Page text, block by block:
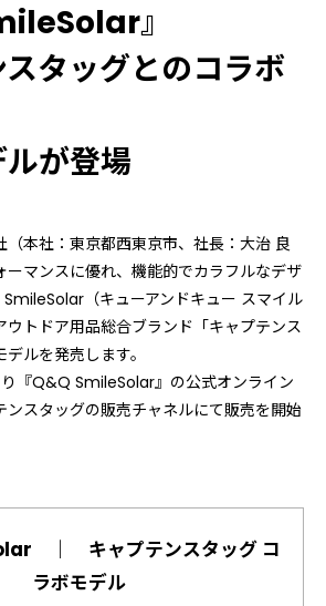
』
タッグとのコラボ
が登場
（本社：東京都西東京市、社長：大治 良
ーマンスに優れ、機能的でカラフルなデザ
（キューアンドキュー スマイル
ウトドア用品総合ブランド「キャプテンス
ルを発売します。
『Q&Q SmileSolar』の公式オンライン
ンスタッグの販売チャネルにて販売を開始
｜ キャプテンスタッグ コ
ラボモデル